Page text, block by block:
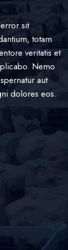
sit
totam
veritatis et
Nemo
aut
dolores eos.